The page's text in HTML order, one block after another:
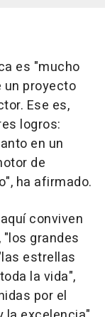
es "mucho
un proyecto
Ese es,
logros:
en un
de
ha afirmado.
conviven
grandes
estrellas
la vida",
por el